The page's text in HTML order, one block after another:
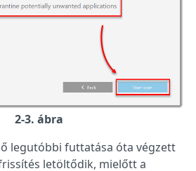
2-3. ábra
legutóbbi futtatása óta végzett
letöltődik, mielőtt a